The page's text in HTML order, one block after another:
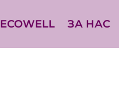
ECOWELL ЗА НАС